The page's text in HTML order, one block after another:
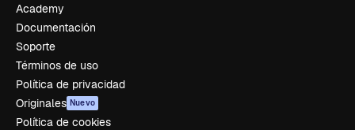
Academy
Documentación
Soporte
Términos de uso
Política de privacidad
Originales Nuevo
Política de cookies